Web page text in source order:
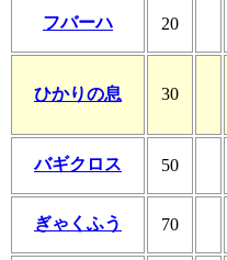
フバーハ 20
ひかりの息 30
バギクロス 50
ぎゃくふう 70